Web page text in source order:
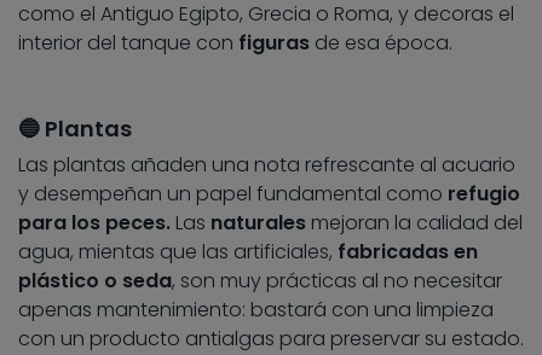
como el Antiguo Egipto, Grecia o Roma, y decoras el
interior del tanque con figuras de esa época.
🔵 Plantas
Las plantas añaden una nota refrescante al acuario
y desempeñan un papel fundamental como refugio
para los peces. Las naturales mejoran la calidad del
agua, mientas que las artificiales, fabricadas en
plástico o seda, son muy prácticas al no necesitar
apenas mantenimiento: bastará con una limpieza
con un producto antialgas para preservar su estado.